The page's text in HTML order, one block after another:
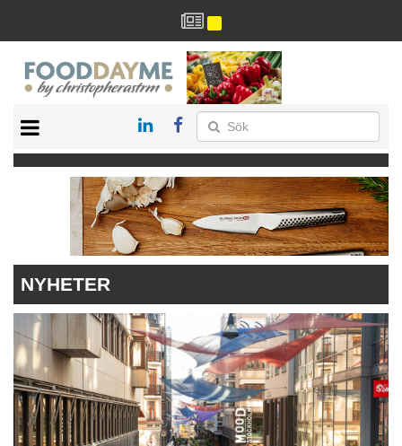
RECEPT
RESTAURANG
NYHETER